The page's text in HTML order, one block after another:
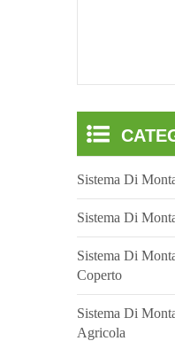
Sistema Di
Sistema Di
Sistema Di
Coperto
Sistema Di
Agricola